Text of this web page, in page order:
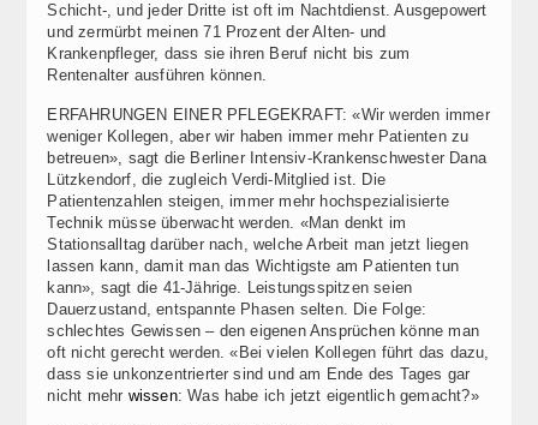
Schicht-, und jeder Dritte ist oft im Nachtdienst. Ausgepowert
und zermürbt meinen 71 Prozent der Alten- und
Krankenpfleger, dass sie ihren Beruf nicht bis zum
Rentenalter ausführen können.
ERFAHRUNGEN EINER PFLEGEKRAFT: «Wir werden immer
weniger Kollegen, aber wir haben immer mehr Patienten zu
betreuen», sagt die Berliner Intensiv-Krankenschwester Dana
Lützkendorf, die zugleich Verdi-Mitglied ist. Die
Patientenzahlen steigen, immer mehr hochspezialisierte
Technik müsse überwacht werden. «Man denkt im
Stationsalltag darüber nach, welche Arbeit man jetzt liegen
lassen kann, damit man das Wichtigste am Patienten tun
kann», sagt die 41-Jährige. Leistungsspitzen seien
Dauerzustand, entspannte Phasen selten. Die Folge:
schlechtes Gewissen – den eigenen Ansprüchen könne man
oft nicht gerecht werden. «Bei vielen Kollegen führt das dazu,
dass sie unkonzentrierter sind und am Ende des Tages gar
nicht mehr wissen: Was habe ich jetzt eigentlich gemacht?»